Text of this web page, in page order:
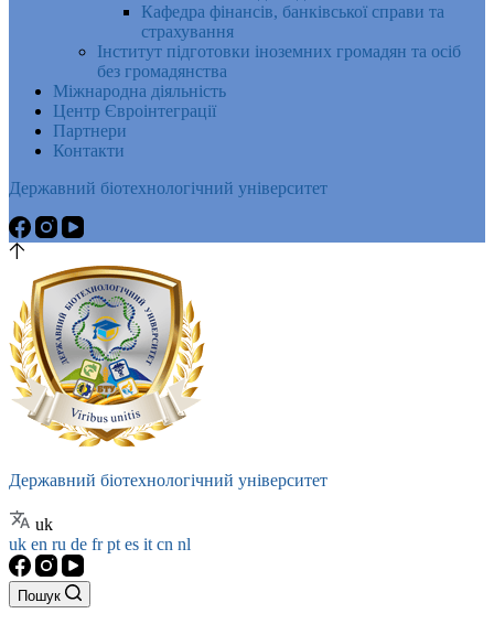
Кафедра фінансів, банківської справи та
страхування
Інститут підготовки іноземних громадян та осіб
без громадянства
Міжнародна діяльність
Центр Євроінтеграції
Партнери
Контакти
Державний біотехнологічний університет
Державний біотехнологічний університет
uk
uk en ru de frpt es it cn nl
Пошук